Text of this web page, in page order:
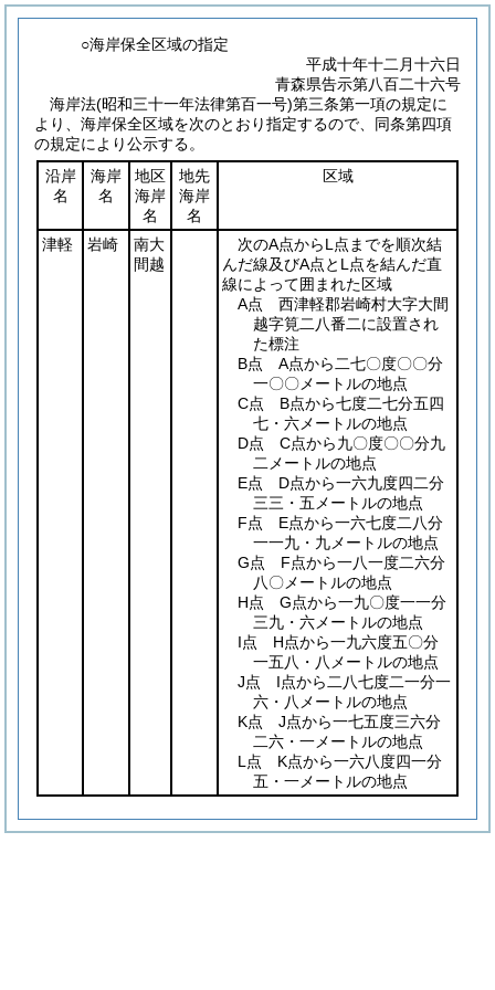
○海岸保全区域の指定
平成十年十二月十六日
青森県告示第八百二十六号
海岸法(昭和三十一年法律第百一号)第三条第一項の規定に
より、海岸保全区域を次のとおり指定するので、同条第四項
の規定により公示する。
沿岸
名
海岸
名
地区
海岸
名
地先
海岸
名
区域
津軽 岩崎
南大
間越
次のA点からL点までを順次結
んだ線及びA点とL点を結んだ直
線によって囲まれた区域
A点 西津軽郡岩崎村大字大間
越字筧二八番二に設置され
た標注
B点 A点から二七〇度〇〇分
一〇〇メートルの地点
C点 B点から七度二七分五四
七・六メートルの地点
D点 C点から九〇度〇〇分九
二メートルの地点
E点 D点から一六九度四二分
三三・五メートルの地点
F点 E点から一六七度二八分
一一九・九メートルの地点
G点 F点から一八一度二六分
八〇メートルの地点
H点 G点から一九〇度一一分
三九・六メートルの地点
I点 H点から一九六度五〇分
一五八・八メートルの地点
J点 I点から二八七度二一分一
六・八メートルの地点
K点 J点から一七五度三六分
二六・一メートルの地点
L点 K点から一六八度四一分
五・一メートルの地点